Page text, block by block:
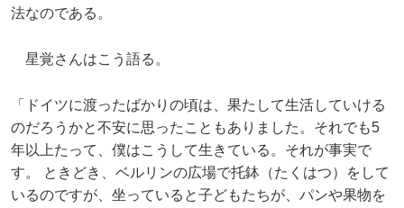
法なのである。
星覚さんはこう語る。
「ドイツに渡ったばかりの頃は、果たして生活していける
のだろうかと不安に思ったこともありました。それでも5
年以上たって、僕はこうして生きている。それが事実で
す。 ときどき、ベルリンの広場で托鉢（たくはつ）をして
いるのですが、坐っていると子どもたちが、パンや果物を